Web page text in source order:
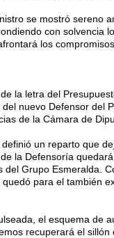
se mostró sereno
con solvencia
los
la letra del
nuevo Defensor del
de la Cámara de
un reparto que
la Defensoría
del Grupo Esmeralda.
para el también
el esquema de
recuperará el